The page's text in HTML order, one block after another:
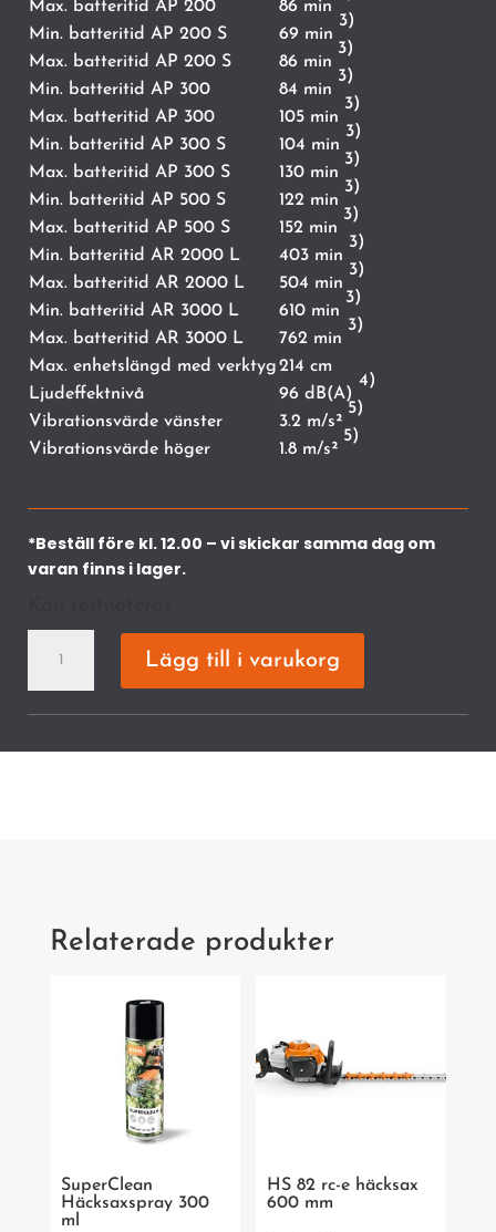
Max. batteritid AP 200 86 min
Min. batteritid AP 200 S 69 min
3)
Max. batteritid AP 200 S 86 min
3)
Min. batteritid AP 300 84 min
3)
Max. batteritid AP 300 105 min
3)
Min. batteritid AP 300 S 104 min
3)
Max. batteritid AP 300 S 130 min
3)
Min. batteritid AP 500 S 122 min
3)
Max. batteritid AP 500 S 152 min
3)
Min. batteritid AR 2000 L 403 min
3)
Max. batteritid AR 2000 L 504 min
3)
Min. batteritid AR 3000 L 610 min
3)
Max. batteritid AR 3000 L 762 min
3)
Max. enhetslängd med verktyg214 cm
Ljudeffektnivå
96 dB(A)
4)
Vibrationsvärde vänster 3.2 m/s²
5)
Vibrationsvärde höger 1.8 m/s²
5)
*Beställ före kl. 12.00 – vi skickar samma dag om
varan finns i lager.
K
batterihäcksax
Lägg till i varukorg
Relaterade produkter
SuperClean
Häcksaxspray 300
ml
HS 82 rc-e häcksax
600 mm